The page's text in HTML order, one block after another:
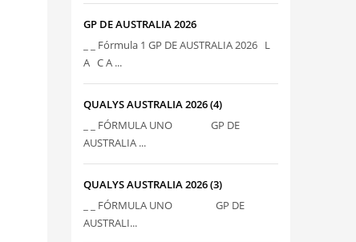
GP DE AUSTRALIA 2026
_ _ Fórmula 1 GP DE AUSTRALIA 2026 L
A C A ...
QUALYS AUSTRALIA 2026 (4)
_ _ FÓRMULA UNO GP DE
AUSTRALIA ...
QUALYS AUSTRALIA 2026 (3)
_ _ FÓRMULA UNO GP DE
AUSTRALI...